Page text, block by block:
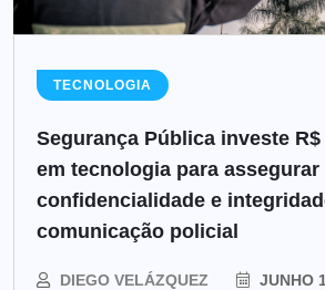
TECNOLOGIA
Segurança Pública investe
em tecnologia para assegurar
confidencialidade e
comunicação policial
DIEGO VELÁZQUEZ JUNHO